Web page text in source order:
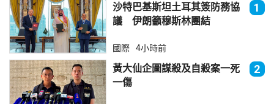
沙特巴基斯坦土耳其簽防務協
議 伊朗籲穆斯林團結
1
國際 4小時前
黃大仙企圖謀殺及自殺案一死
一傷
2